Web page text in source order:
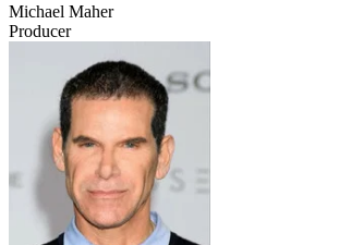
Michael Maher
Producer